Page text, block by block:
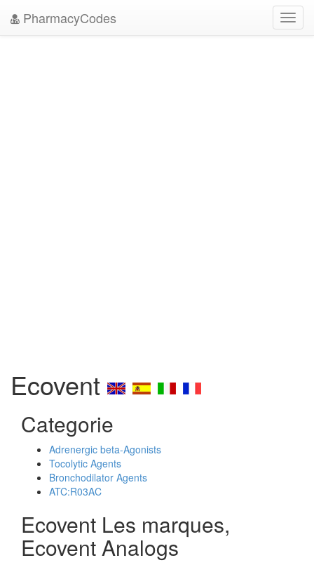
PharmacyCodes
Ecovent
Categorie
Adrenergic beta-Agonists
Tocolytic Agents
Bronchodilator Agents
ATC:R03AC
Ecovent Les marques,
Ecovent Analogs